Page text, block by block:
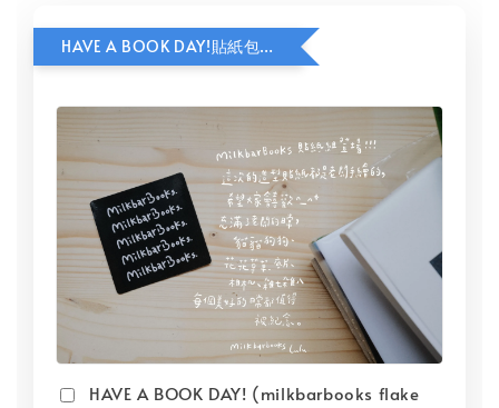
HAVE A BOOK DAY!貼紙包加價購
HAVE A BOOK DAY! (milkbarbooks flake